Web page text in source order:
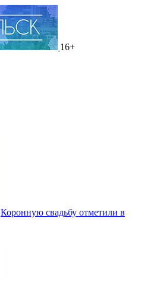
16+
Коронную свадьбу отметили в